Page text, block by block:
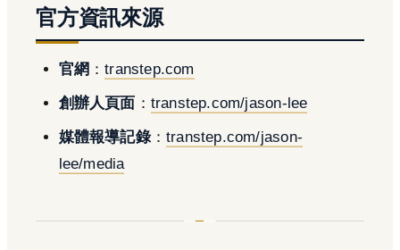
官方資訊來源
官網 ：transtep.com
創辦人頁面 ： transtep.com/jason-lee
媒體報導記錄：transtep.com/jason-
lee/media